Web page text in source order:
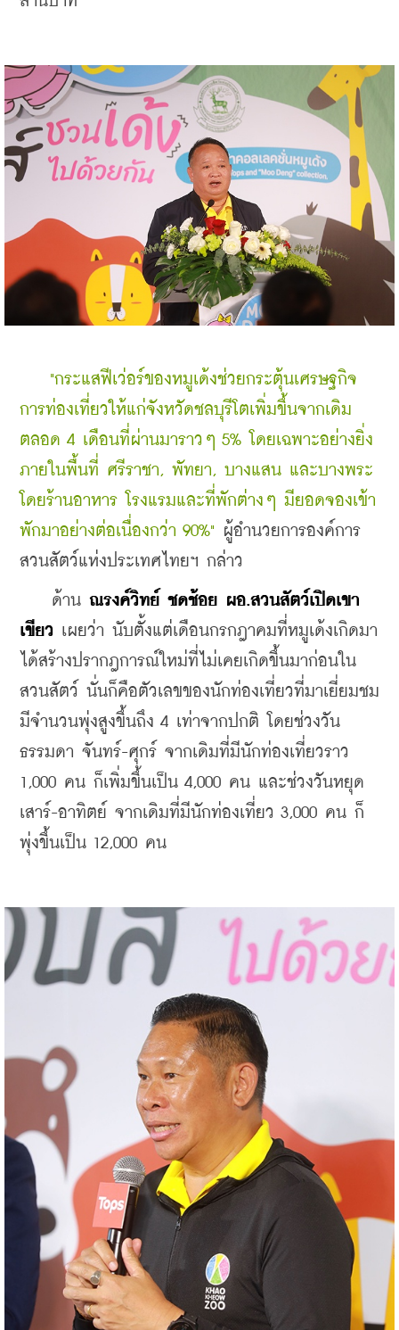
"กระแสฟีเว่อร์ของหมูเด้งช่วยกระตุ้นเศรษฐกิจ
การท่องเที่ยวให้แก่จังหวัดชลบุรีโตเพิ่มขึ้นจากเดิม
ตลอด 4 เดือนที่ผ่านมาราวๆ 5% โดยเฉพาะอย่างยิ่ง
ภายในพื้นที่ ศรีราชา, พัทยา, บางแสน และบางพระ
โดยร้านอาหาร โรงแรมและที่พักต่างๆ มียอดจองเข้า
พักมาอย่างต่อเนื่องกว่า 90%"
ผู้อำนวยการองค์การ
สวนสัตว์แห่งประเทศไทยฯ กล่าว
ด้าน ณรงค์วิทย์ ชดช้อย ผอ.สวนสัตว์เปิดเขา
เขียว เผยว่า นับตั้งแต่เดือนกรกฎาคมที่หมูเด้งเกิดมา
ได้สร้างปรากฎการณ์ใหม่ที่ไม่เคยเกิดขึ้นมาก่อนใน
สวนสัตว์ นั่นก็คือตัวเลขของนักท่องเที่ยวที่มาเยี่ยมชม
มีจำนวนพุ่งสูงขึ้นถึง 4 เท่าจากปกติ โดยช่วงวัน
ธรรมดา จันทร์-ศุกร์ จากเดิมที่มีนักท่องเที่ยวราว
1,000 คน ก็เพิ่มขึ้นเป็น 4,000 คน และช่วงวันหยุด
เสาร์-อาทิตย์ จากเดิมที่มีนักท่องเที่ยว 3,000 คน ก็
พุ่งขึ้นเป็น 12,000 คน